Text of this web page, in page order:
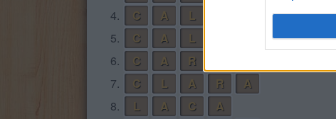
4.
C A L
5.
C A L
6.
C A R
7.
C L A R
A
8.
L A C
A